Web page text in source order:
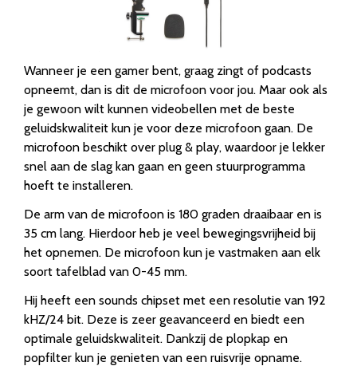
Wanneer je een gamer bent, graag zingt of podcasts
opneemt, dan is dit de microfoon voor jou. Maar ook als
je gewoon wilt kunnen videobellen met de beste
geluidskwaliteit kun je voor deze microfoon gaan. De
microfoon beschikt over plug & play, waardoor je lekker
snel aan de slag kan gaan en geen stuurprogramma
hoeft te installeren.
De arm van de microfoon is 180 graden draaibaar en is
35 cm lang. Hierdoor heb je veel bewegingsvrijheid bij
het opnemen. De microfoon kun je vastmaken aan elk
soort tafelblad van 0-45 mm.
Hij heeft een sounds chipset met een resolutie van 192
kHZ/24 bit. Deze is zeer geavanceerd en biedt een
optimale geluidskwaliteit. Dankzij de plopkap en
popfilter kun je genieten van een ruisvrije opname.